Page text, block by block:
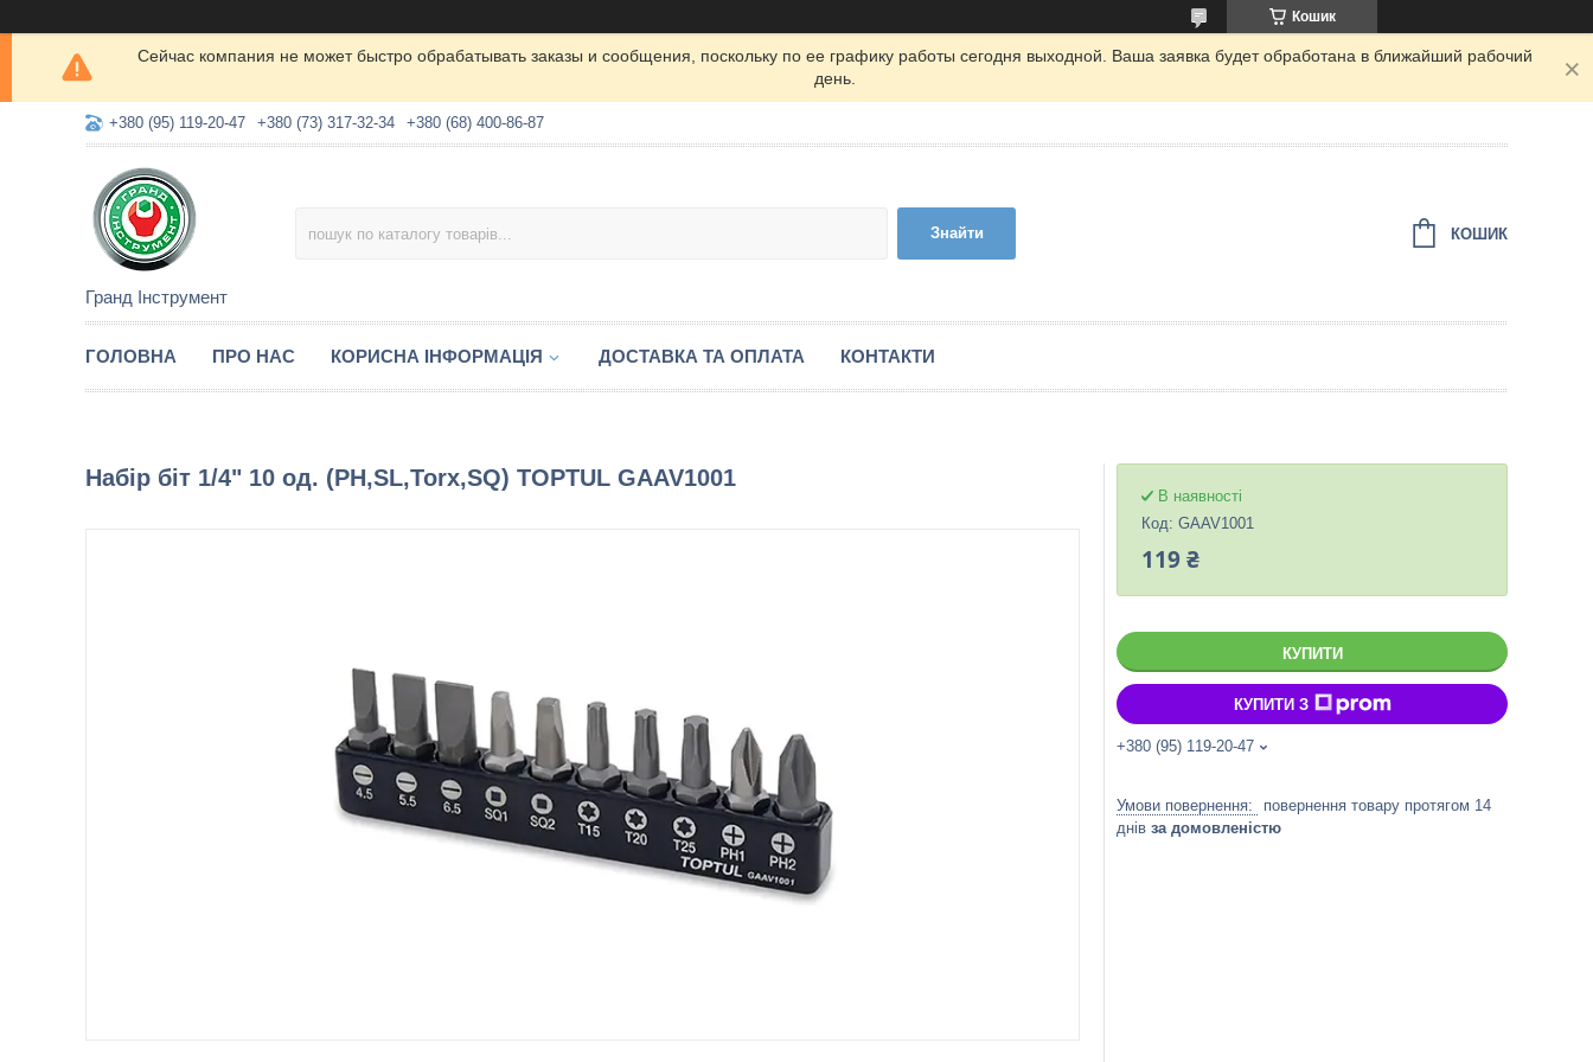
Кошик
Сейчас компания не может быстро обрабатывать заказы и сообщения, поскольку по ее графику работы сегодня выходной. Ваша заявка будет обработана в ближайший рабочий
день.
+380 (95) 119-20-47 +380 (73) 317-32-34 +380 (68) 400-86-87
Гранд Інструмент
Знайти КОШИК
ГОЛОВНА ПРО НАС КОРИСНА ІНФОРМАЦІЯ ДОСТАВКА ТА ОПЛАТА КОНТАКТИ
Набір біт 1/4" 10 од. (PH,SL,Torx,SQ) TOPTUL GAAV1001
В наявності
Код: GAAV1001
119 ₴
КУПИТИ
КУПИТИ З
+380 (95) 119-20-47
повернення товару протягом 14
днів за домовленістю